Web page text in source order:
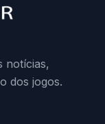
notícias,
dos jogos.